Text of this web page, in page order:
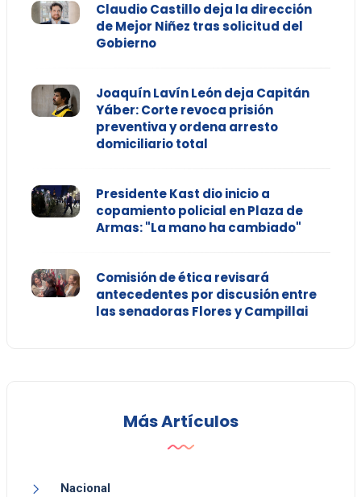
Claudio Castillo deja la dirección
de Mejor Niñez tras solicitud del
Gobierno
Joaquín Lavín León deja Capitán
Yáber: Corte revoca prisión
preventiva y ordena arresto
domiciliario total
Presidente Kast dio inicio a
copamiento policial en Plaza de
Armas: "La mano ha cambiado"
Comisión de ética revisará
antecedentes por discusión entre
las senadoras Flores y Campillai
Más Artículos
Nacional